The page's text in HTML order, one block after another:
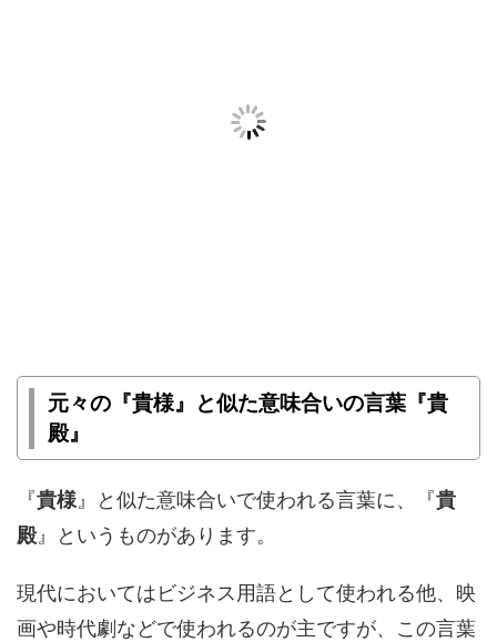
元々の『貴様』と似た意味合いの言葉『貴
殿』
『貴様 』と似た意味合いで使われる言葉に、『貴
殿』というものがあります。
現代においてはビジネス用語として使われる他、映
画や時代劇などで使われるのが主ですが、この言葉